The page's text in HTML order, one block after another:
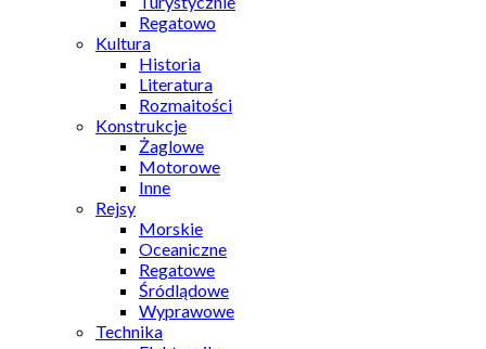
Regatowo
Kultura
Historia
Literatura
Rozmaitości
Konstrukcje
Żaglowe
Motorowe
Inne
Rejsy
Morskie
Oceaniczne
Regatowe
Śródlądowe
Wyprawowe
Technika